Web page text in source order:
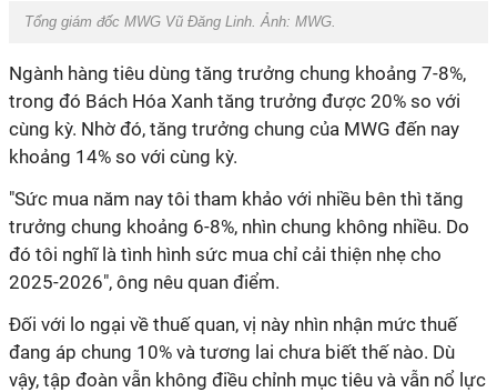
Tổng giám đốc MWG Vũ Đăng Linh. Ảnh: MWG.
Ngành hàng tiêu dùng tăng trưởng chung khoảng 7-8%,
trong đó Bách Hóa Xanh tăng trưởng được 20% so với
cùng kỳ. Nhờ đó, tăng trưởng chung của MWG đến nay
khoảng 14% so với cùng kỳ.
"Sức mua năm nay tôi tham khảo với nhiều bên thì tăng
trưởng chung khoảng 6-8%, nhìn chung không nhiều. Do
đó tôi nghĩ là tình hình sức mua chỉ cải thiện nhẹ cho
2025-2026", ông nêu quan điểm.
Đối với lo ngại về thuế quan, vị này nhìn nhận mức thuế
đang áp chung 10% và tương lai chưa biết thế nào. Dù
vậy, tập đoàn vẫn không điều chỉnh mục tiêu và vẫn nổ lực